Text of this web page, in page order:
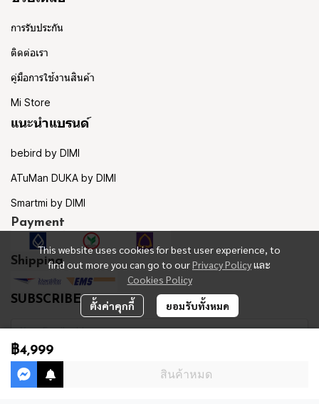
฿4,999
สินค้าหมด
This website uses cookies for best user experience, to
find out more you can go to ourPrivacy Policyและ
Cookies Policy
ตั้งค่าคุกกี้ ยอมรับทั้งหมด
การรับประกัน
ติดต่อเรา
คู่มือการใช้งานสินค้า
Mi Store
แนะนำแบรนด์
bebird by DIMI
ATuMan DUKA by DIMI
Smartmi by DIMI
Payment
Shipping
SUBSCRIBE
รับข่าวสาร